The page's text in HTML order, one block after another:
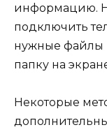
информацию.
подключить
нужные файлы
папку на
Некоторые